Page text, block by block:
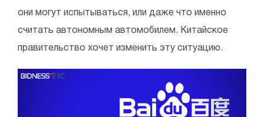
они могут испытываться, или даже что именно
считать автономным автомобилем. Китайское
правительство хочет изменить эту ситуацию.